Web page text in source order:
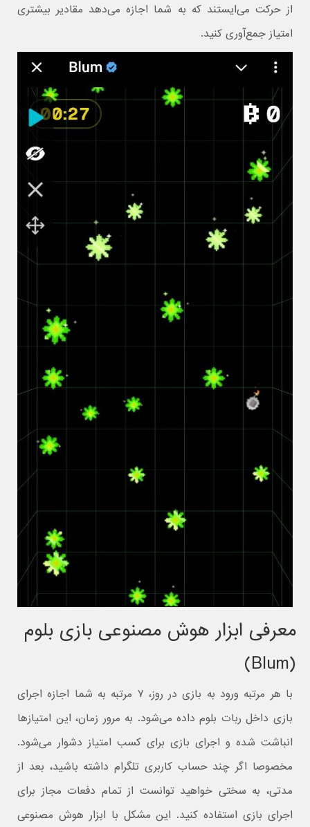
از حرکت می‌ایستند که به شما اجازه می‌دهد مقادیر بیشتری
امتیاز جمع‌آوری کنید.
معرفی ابزار هوش مصنوعی بازی بلوم
(Blum)
با هر مرتبه ورود به بازی در روز، ۷ مرتبه به شما اجازه اجرای
بازی داخل ربات بلوم داده می‌شود. به مرور زمان، این امتیازها
انباشت شده و اجرای بازی برای کسب امتیاز دشوار می‌شود.
مخصوصا اگر چند حساب کاربری تلگرام داشته باشید، بعد از
مدتی، به سختی خواهید توانست از تمام دفعات مجاز برای
اجرای بازی استفاده کنید. این مشکل با ابزار هوش مصنوعی